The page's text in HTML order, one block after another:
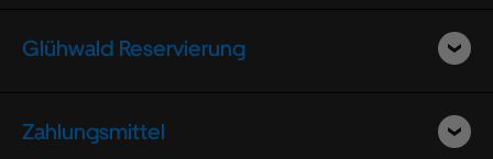
Glühwald Reservierung
Zahlungsmittel